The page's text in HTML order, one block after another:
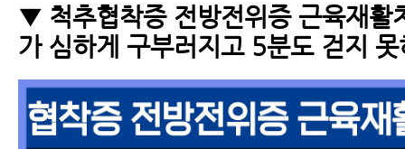
▼ 척추협착증 전방전위증 근육재활
가 심하게 구부러지고 5분도 걷지